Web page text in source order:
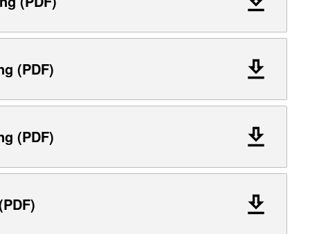
(PDF)
(PDF)